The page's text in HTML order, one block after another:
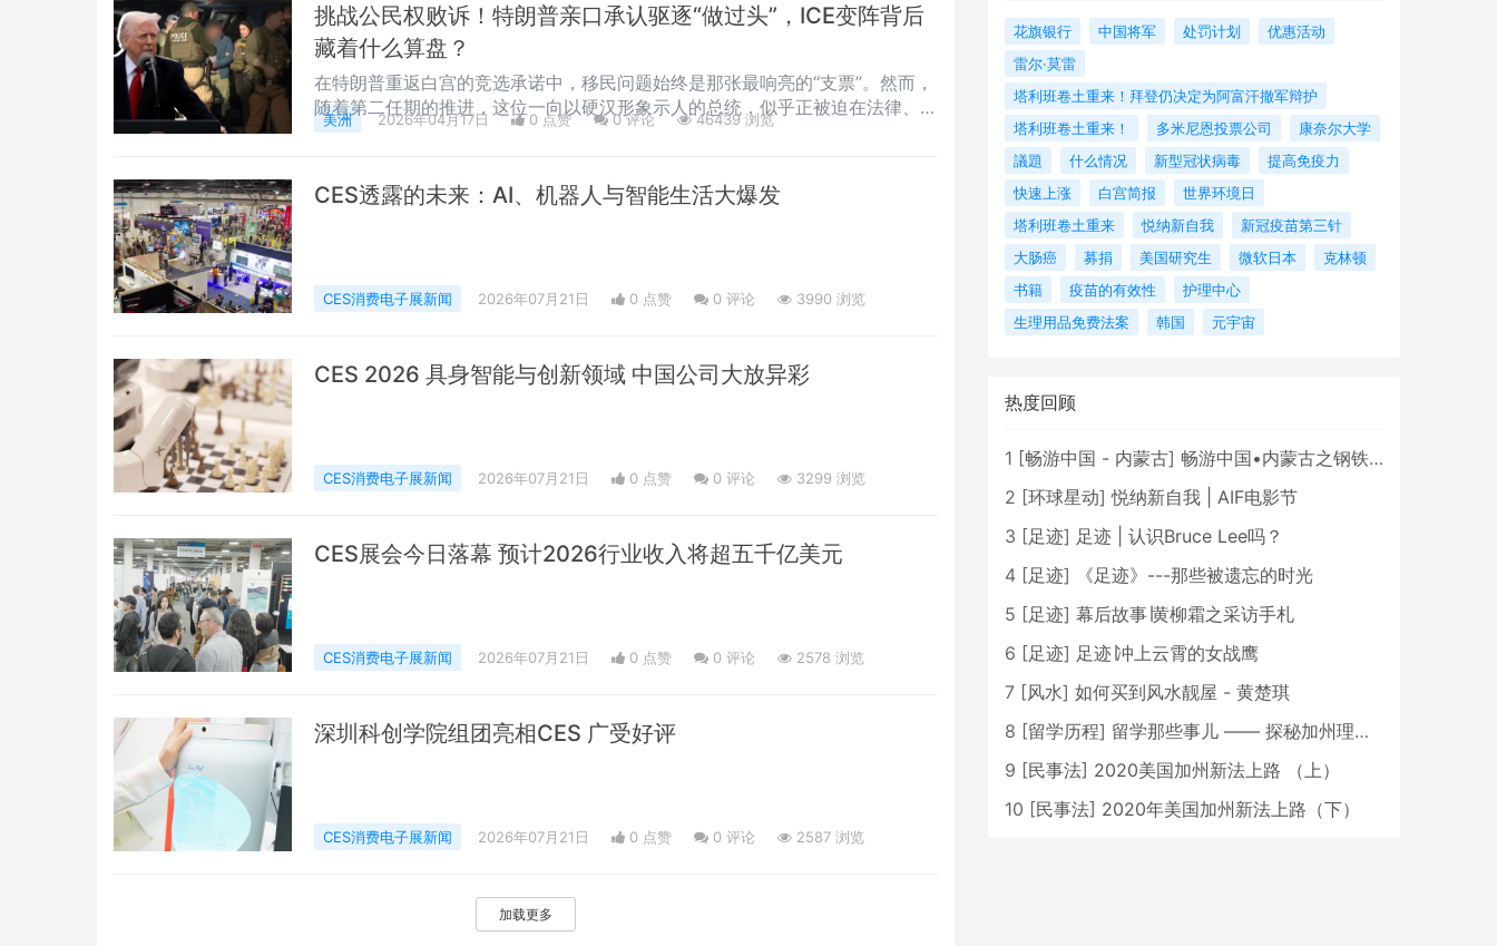
挑战公民权败诉！特朗普亲口承认驱逐“做过头”，ICE变阵背后
藏着什么算盘？
在特朗普重返白宫的竞选承诺中，移民问题始终是那张最响亮的“支票”。然而，
随着第二任期的推进，这位一向以硬汉形象示人的总统，似乎正被迫在法律、民
意和即将到来的中期选举面前，放慢他那浩浩荡荡的驱逐脚步。
美洲 2026年04月17日 0 点赞 0评论 46439 浏览
CES透露的未来：AI、机器人与智能生活大爆发
CES消费电子展新闻 2026年07月21日 0 点赞 0 评论 3990 浏览
CES 2026 具身智能与创新领域 中国公司大放异彩
CES消费电子展新闻 2026年07月21日 0 点赞 0 评论 3299 浏览
CES展会今日落幕 预计2026行业收入将超五千亿美元
CES消费电子展新闻 2026年07月21日 0 点赞 0 评论 2578 浏览
深圳科创学院组团亮相CES 广受好评
CES消费电子展新闻 2026年07月21日 0 点赞 0 评论 2587 浏览
加载更多
花旗银行 中国将军 处罚计划
优惠活动
雷尔·莫雷
塔利班卷土重来！拜登仍决定为阿富汗撤军辩护
塔利班卷土重来！
多米尼恩投票公司
康奈尔大学
議題
什么情况 新型冠状病毒
提高免疫力
快速上涨
白宫简报
世界环境日
塔利班卷土重来
悦纳新自我
新冠疫苗第三针
大肠癌
募捐 美国研究生 微软日本
克林顿
书籍
疫苗的有效性
护理中心
生理用品免费法案
韩国 元宇宙
热度回顾
1 [畅游中国 - 内蒙古] 畅游中国•内蒙古之钢铁骄子，魅力包头
2 [环球星动] 悦纳新自我 | AIF电影节
3 [足迹] 足迹 | 认识Bruce Lee吗？
4 [足迹]
《足迹》---那些被遗忘的时光
5 [足迹] 幕后故事∣黄柳霜之采访手札
6 [足迹] 足迹∣冲上云霄的女战鹰
7 [风水] 如何买到风水靓屋 - 黄楚琪
8 [留学历程] 留学那些事儿 —— 探秘加州理工学院Caltech博士生活 [上集]
9 [民事法] 2020美国加州新法上路 （上）
10 [民事法] 2020年美国加州新法上路（下）